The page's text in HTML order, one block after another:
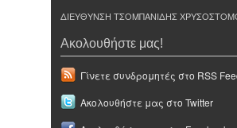
ΔΙΕΥΘΥΝΣΗ ΤΣΟΜΠΑΝΙΔΗΣ
Ακολουθήστε μας!
Γίνετε συνδρομητές στο RSS
Ακολουθήστε μας στο Twitter